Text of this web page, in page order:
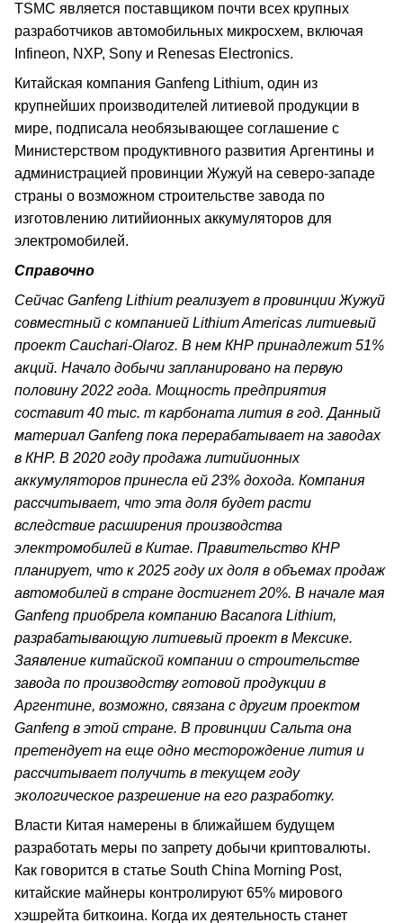
TSMC является поставщиком почти всех крупных
разработчиков автомобильных микросхем, включая
Infineon, NXP, Sony и Renesas Electronics.
Китайская компания Ganfeng Lithium, один из
крупнейших производителей литиевой продукции в
мире, подписала необязывающее соглашение с
Министерством продуктивного развития Аргентины и
администрацией провинции Жужуй на северо-западе
страны о возможном строительстве завода по
изготовлению литийионных аккумуляторов для
электромобилей.
Справочно
Сейчас Ganfeng Lithium реализует в провинции Жужуй
совместный с компанией Lithium Americas литиевый
проект Cauchari-Olaroz. В нем КНР принадлежит 51%
акций. Начало добычи запланировано на первую
половину 2022 года. Мощность предприятия
составит 40 тыс. т карбоната лития в год. Данный
материал Ganfeng пока перерабатывает на заводах
в КНР. В 2020 году продажа литийионных
аккумуляторов принесла ей 23% дохода. Компания
рассчитывает, что эта доля будет расти
вследствие расширения производства
электромобилей в Китае. Правительство КНР
планирует, что к 2025 году их доля в объемах продаж
автомобилей в стране достигнет 20%. В начале мая
Ganfeng приобрела компанию Bacanora Lithium,
разрабатывающую литиевый проект в Мексике.
Заявление китайской компании о строительстве
завода по производству готовой продукции в
Аргентине, возможно, связана с другим проектом
Ganfeng в этой стране. В провинции Сальта она
претендует на еще одно месторождение лития и
рассчитывает получить в текущем году
экологическое разрешение на его разработку.
Власти Китая намерены в ближайшем будущем
разработать меры по запрету добычи криптовалюты.
Как говорится в статье South China Morning Post,
китайские майнеры контролируют 65% мирового
хэшрейта биткоина. Когда их деятельность станет